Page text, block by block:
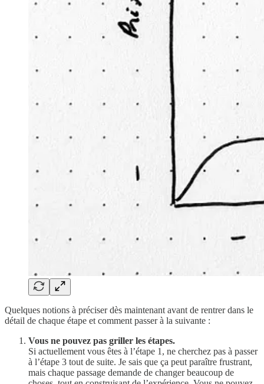
Quelques notions à préciser dès maintenant avant de rentrer dans le
détail de chaque étape et comment passer à la suivante :
Vous ne pouvez pas griller les étapes.
Si actuellement vous êtes à l’étape 1, ne cherchez pas à passer
à l’étape 3 tout de suite. Je sais que ça peut paraître frustrant,
mais chaque passage demande de changer beaucoup de